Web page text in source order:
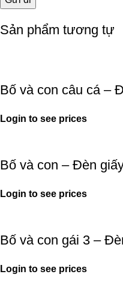
Sản phẩm tương tự
Bố và con câu cá –
Login to see prices
Bố và con – Đèn
Login to see prices
Bố và con gái 3 –
Login to see prices